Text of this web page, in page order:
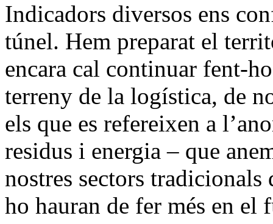
Indicadors diversos ens
túnel. Hem preparat el
encara cal continuar fent-
terreny de la logística, de
els que es refereixen a
residus i energia – que
nostres sectors tradicionals
ho hauran de fer més en